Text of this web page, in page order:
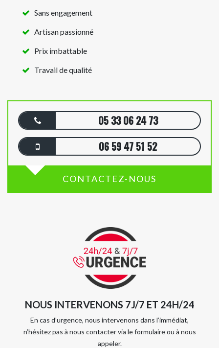
Sans engagement
Artisan passionné
Prix imbattable
Travail de qualité
05 33 06 24 73
06 59 47 51 52
CONTACTEZ-NOUS
NOUS INTERVENONS 7J/7 ET 24H/24
En cas d’urgence, nous intervenons dans l’immédiat,
n’hésitez pas à nous contacter via le formulaire ou à nous
appeler.